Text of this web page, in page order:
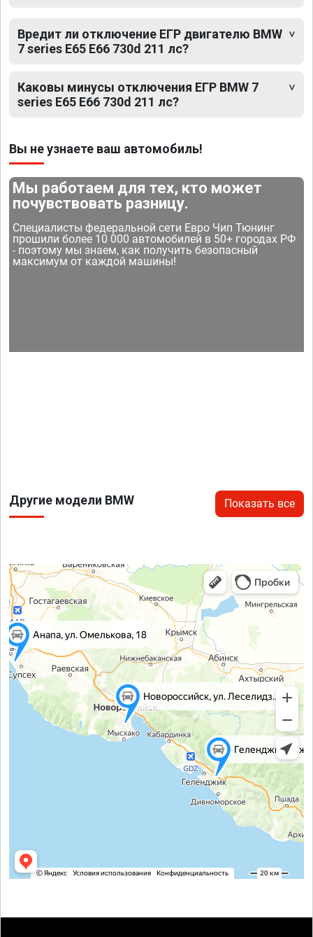
Вредит ли отключение ЕГР двигателю BMW
7 series E65 E66 730d 211 лс?
Каковы минусы отключения ЕГР BMW 7
series E65 E66 730d 211 лс?
Вы не узнаете ваш автомобиль!
Мы работаем для тех, кто может
почувствовать разницу.
Специалисты федеральной сети Евро Чип Тюнинг
прошили более 10 000 автомобилей в 50+ городах РФ
- поэтому мы знаем, как получить безопасный
максимум от каждой машины!
Другие модели BMW Показать все